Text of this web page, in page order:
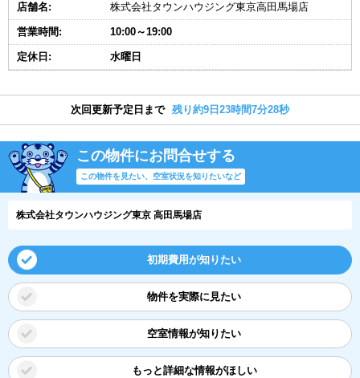
店舗名: 株式会社タウンハウジング東京高田馬場店
営業時間: 10:00～19:00
定休日: 水曜日
次回更新予定日まで 残り約9日23時間7分27秒
この物件にお問合せする
この物件を見たい、空室状況を知りたいなど
株式会社タウンハウジング東京 高田馬場店
初期費用が知りたい
物件を実際に見たい
空室情報が知りたい
もっと詳細な情報がほしい